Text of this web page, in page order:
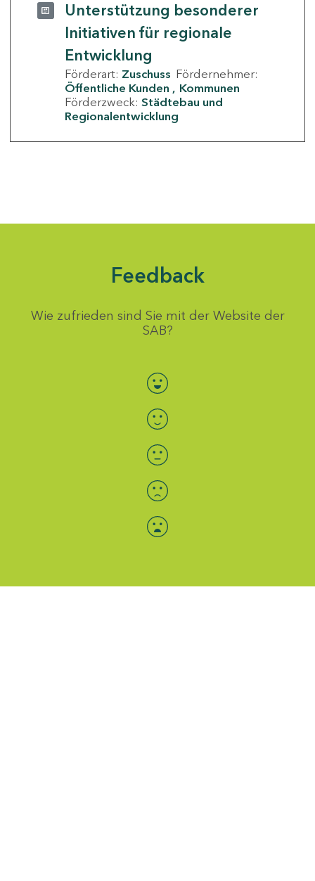
Unterstützung besonderer
Initiativen für regionale
Entwicklung
Förderart: Zuschuss Fördernehmer:
Öffentliche Kunden
Kommunen
Förderzweck: Städtebau und
Regionalentwicklung
Feedback
Wie zufrieden sind Sie mit der Website der
SAB?
Bewertung auswählen